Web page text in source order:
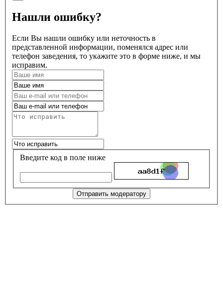
Нашли ошибку?
Если Вы нашли ошибку или неточность в
представленной информации, поменялся адрес или
телефон заведения, то укажите это в форме ниже, и мы
исправим.
Введите код в поле ниже
Отправить модератору